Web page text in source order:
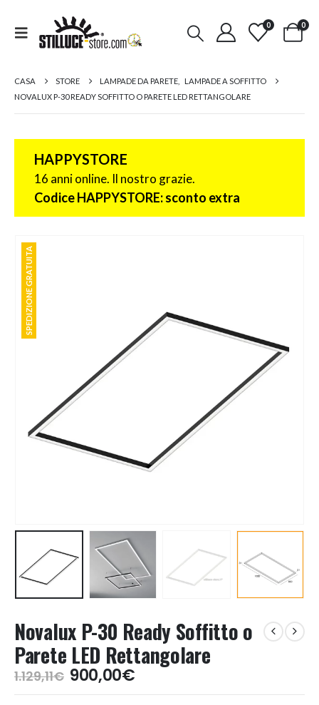
0 0
CASA STORE LAMPADE DA PARETE
LAMPADE A SOFFITTO
NOVALUX P-30 READY SOFFITTO O PARETE LED RETTANGOLARE
HAPPYSTORE
16 anni online. Il nostro grazie.
Codice HAPPYSTORE: sconto extra
SPEDIZIONE GRATUITA
SPEDIZIONE GRATUITA
Novalux P-30 Ready Soffitto o
Parete LED Rettangolare
1.129,11€ Il
prezzo
900,00€Il
prezzo